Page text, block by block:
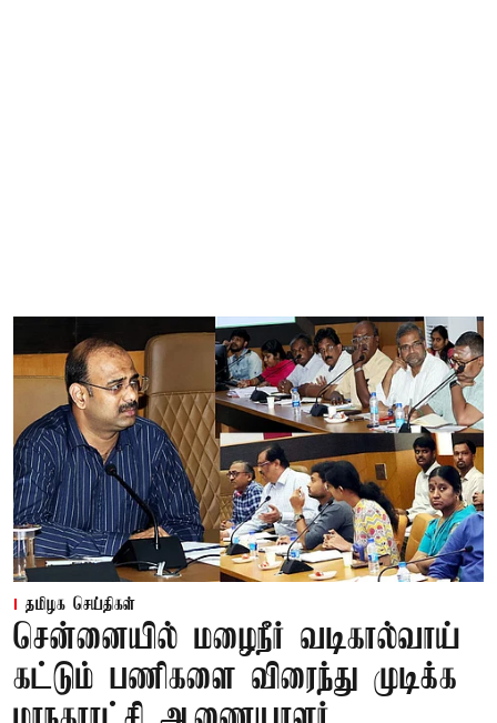
தமிழக செய்திகள்
சென்னையில் மழைநீர் வடிகால்வாய்
கட்டும் பணிகளை விரைந்து முடிக்க